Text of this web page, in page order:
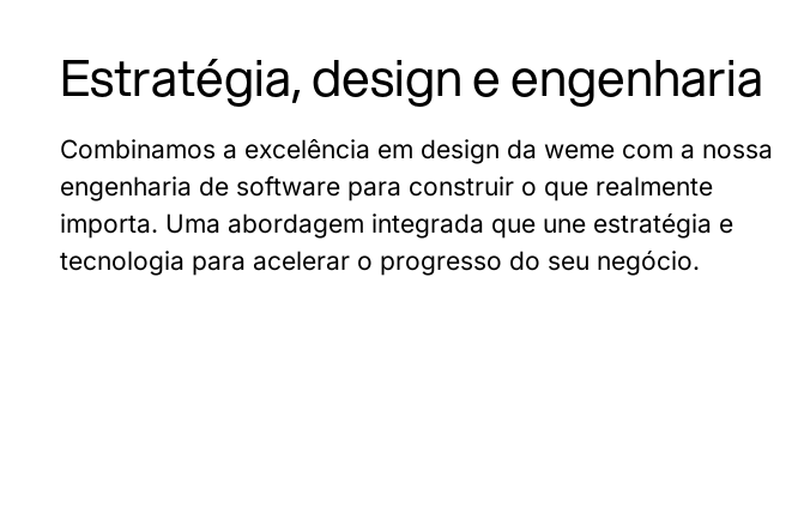
Estratégia, design e engenharia
Combinamos a excelência em design da weme com a nossa
engenharia de software para construir o que realmente
importa. Uma abordagem integrada que une estratégia e
tecnologia para acelerar o progresso do seu negócio.